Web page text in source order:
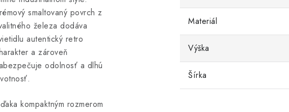
smaltovaný povrch z
železa dodáva
autentický retro
a zároveň
odolnosť a dlhú
kompaktným rozmerom
Materiál
Výška
Šírka